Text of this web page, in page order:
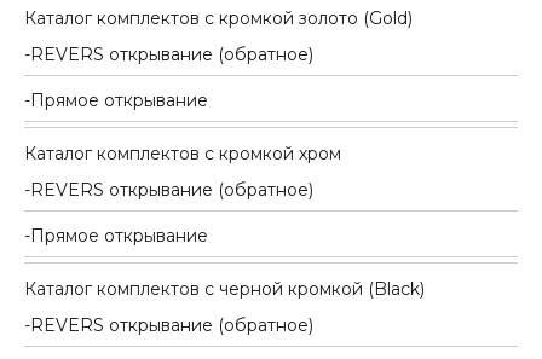
Каталог комплектов c кромкой золото (Gold)
REVERS открывание (обратное)
Прямое открывание
Каталог комплектов c кромкой хром
REVERS открывание (обратное)
Прямое открывание
Каталог комплектов c черной кромкой (Black)
REVERS открывание (обратное)